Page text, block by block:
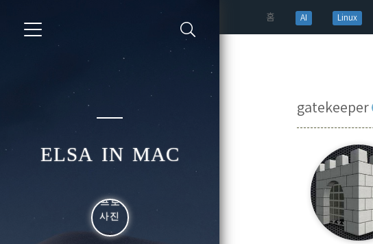
홈(current)
AI Linux
elsa in mac
gatekeeper